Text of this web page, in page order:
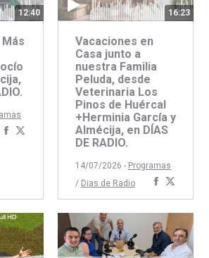
12:40
Más
Compartir
16:23
Vacaciones en
Casa junto a
nuestra Familia
Peluda, desde
Veterinaria Los
Pinos de Huércal
+Herminia García y
Almécija, en DÍAS
DE RADIO.
14/07/2026 - Programas
/ Dias de Radio
Compartir
concon